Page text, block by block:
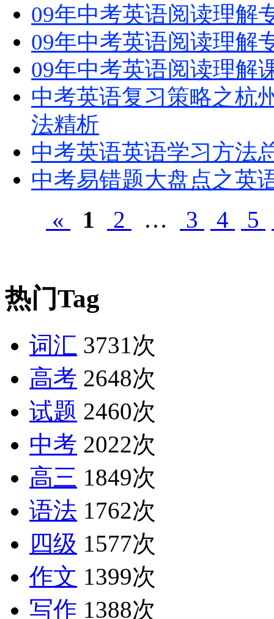
09年中考英语阅读理解
09年中考英语阅读理解
09年中考英语阅读理解
中考英语复习策略之杭
法精析
中考英语英语学习方法
中考易错题大盘点之英
« 1 2 … 3 4 5
热门Tag
词汇 3731次
高考 2648次
试题 2460次
中考 2022次
高三 1849次
语法 1762次
四级 1577次
作文 1399次
写作 1388次